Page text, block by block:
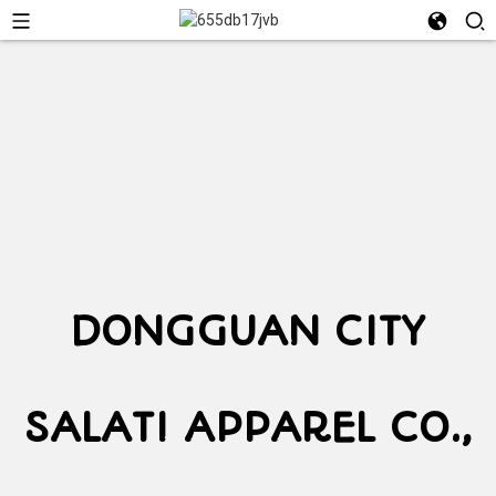
DONGGUAN CITY
SALATI APPAREL CO.,